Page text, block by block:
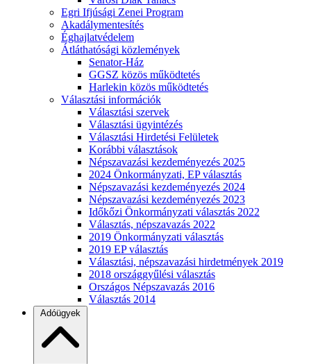
Egri Ifjúsági Zenei Program
Akadálymentesítés
Éghajlatvédelem
Átláthatósági közlemények
Senator-Ház
GGSZ közös működtetés
Harlekin közös működtetés
Választási információk
Választási szervek
Választási ügyintézés
Választási Hirdetési Felületek
Korábbi választások
Népszavazási kezdeményezés 2025
2024 Önkormányzati, EP választás
Népszavazási kezdeményezés 2024
Népszavazási kezdeményezés 2023
Időkőzi Önkormányzati választás 2022
Választás, népszavazás 2022
2019 Önkormányzati választás
2019 EP választás
Választási, népszavazási hirdetmények 2019
2018 országgyűlési választás
Országos Népszavazás 2016
Választás 2014
Adóügyek